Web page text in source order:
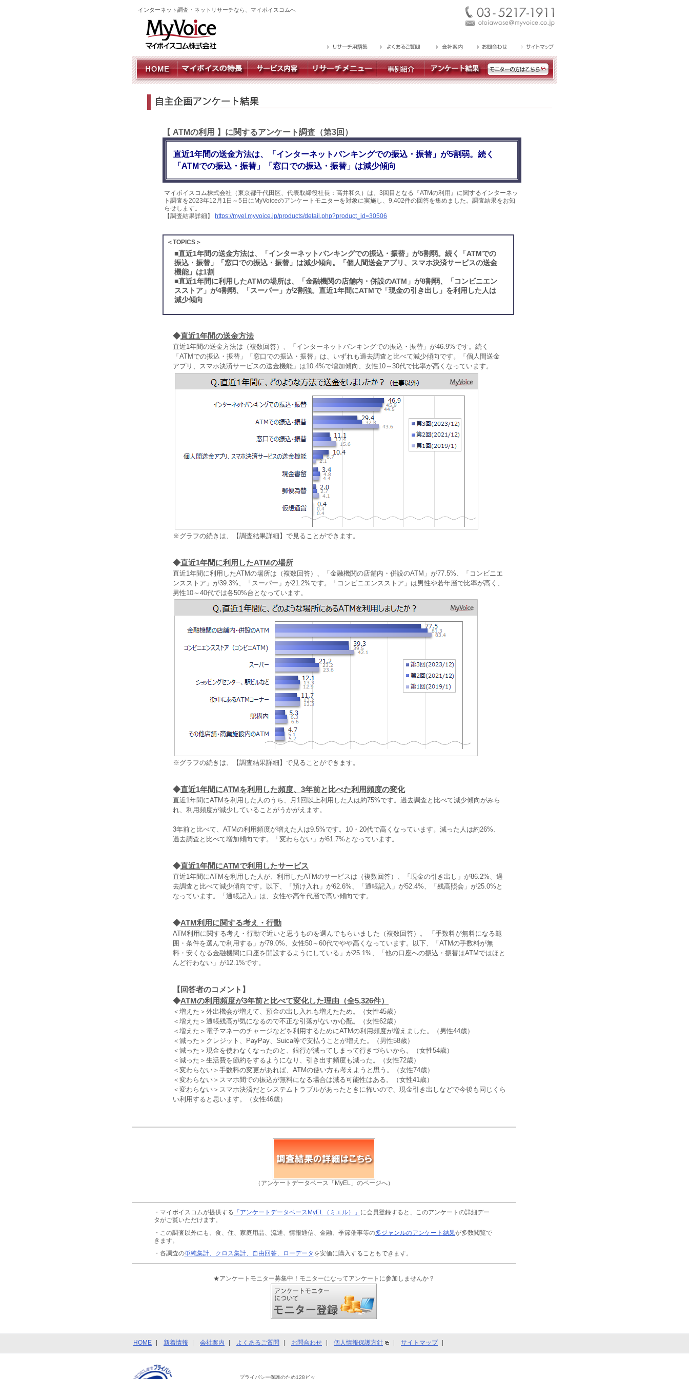
インターネット調査・ネットリサーチなら、マイボイスコムへ
【 ATMの利用 】に関するアンケート調査（第3回）
直近1年間の送金方法は、「インターネットバンキングでの振込・振替」が5割弱。続く
「ATMでの振込・振替」「窓口での振込・振替」は減少傾向
マイボイスコム株式会社（東京都千代田区、代表取締役社長：高井和久）は、3回目となる『ATMの利用』に関するインターネッ
ト調査を2023年12月1日～5日にMyVoiceのアンケートモニターを対象に実施し、9,402件の回答を集めました。調査結果をお知
らせします。
【調査結果詳細】
https://myel.myvoice.jp/products/detail.php?product_id=30506
＜TOPICS＞
■直近1年間の送金方法は、「インターネットバンキングでの振込・振替」が5割弱。続く「ATMでの
振込・振替」「窓口での振込・振替」は減少傾向。「個人間送金アプリ、スマホ決済サービスの送金
機能」は1割
■直近1年間に利用したATMの場所は、「金融機関の店舗内・併設のATM」が8割弱、「コンビニエン
スストア」が4割弱、「スーパー」が2割強。直近1年間にATMで「現金の引き出し」を利用した人は
減少傾向
◆直近1年間の送金方法
直近1年間の送金方法は（複数回答）、「インターネットバンキングでの振込・振替」が46.9%です。続く
「ATMでの振込・振替」「窓口での振込・振替」は、いずれも過去調査と比べて減少傾向です。「個人間送金
アプリ、スマホ決済サービスの送金機能」は10.4%で増加傾向、女性10～30代で比率が高くなっています。
※グラフの続きは、【調査結果詳細】で見ることができます。
◆直近1年間に利用したATMの場所
直近1年間に利用したATMの場所は（複数回答）、「金融機関の店舗内・併設のATM」が77.5%、「コンビニエ
ンスストア」が39.3%、「スーパー」が21.2%です。「コンビニエンスストア」は男性や若年層で比率が高く、
男性10～40代では各50%台となっています。
※グラフの続きは、【調査結果詳細】で見ることができます。
◆直近1年間にATMを利用した頻度、3年前と比べた利用頻度の変化
直近1年間にATMを利用した人のうち、月1回以上利用した人は約75%です。過去調査と比べて減少傾向がみら
れ、利用頻度が減少していることがうかがえます。
3年前と比べて、ATMの利用頻度が増えた人は9.5%です。10・20代で高くなっています。減った人は約26%、
過去調査と比べて増加傾向です。「変わらない」が61.7%となっています。
◆直近1年間にATMで利用したサービス
直近1年間にATMを利用した人が、利用したATMのサービスは（複数回答）、「現金の引き出し」が86.2%、過
去調査と比べて減少傾向です。以下、「預け入れ」が62.6%、「通帳記入」が52.4%、「残高照会」が25.0%と
なっています。「通帳記入」は、女性や高年代層で高い傾向です。
◆ATM利用に関する考え・行動
ATM利用に関する考え・行動で近いと思うものを選んでもらいました（複数回答）。 「手数料が無料になる範
囲・条件を選んで利用する」が79.0%、女性50～60代でやや高くなっています。以下、「ATMの手数料が無
料・安くなる金融機関に口座を開設するようにしている」が25.1%、「他の口座への振込・振替はATMではほと
んど行わない」が12.1%です。
【回答者のコメント】
◆ATMの利用頻度が3年前と比べて変化した理由（全5,326件）
＜増えた＞外出機会が増えて、預金の出し入れも増えたため。（女性45歳）
＜増えた＞通帳残高が気になるので不正な引落がないか心配。（女性62歳）
＜増えた＞電子マネーのチャージなどを利用するためにATMの利用頻度が増えました。（男性44歳）
＜減った＞クレジット、PayPay、Suica等で支払うことが増えた。（男性58歳）
＜減った＞現金を使わなくなったのと、銀行が減ってしまって行きづらいから。（女性54歳）
＜減った＞生活費を節約をするようになり、引き出す頻度も減った。（女性72歳）
＜変わらない＞手数料の変更があれば、ATMの使い方も考えようと思う。（女性74歳）
＜変わらない＞スマホ間での振込が無料になる場合は減る可能性はある。（女性41歳）
＜変わらない＞スマホ決済だとシステムトラブルがあったときに怖いので、現金引き出しなどで今後も同じくら
い利用すると思います。（女性46歳）
（アンケートデータベース「MyEL」のページへ）
・マイボイスコムが提供する 「アンケートデータベースMyEL（ミエル）」 に会員登録すると、このアンケートの詳細デー
タがご覧いただけます。
・この調査以外にも、食、住、家庭用品、流通、情報通信、金融、季節催事等の多ジャンルのアンケート結果が多数閲覧で
きます。
・各調査の単純集計、クロス集計、自由回答、ローデータ を安価に購入することもできます。
★アンケートモニター募集中！モニターになってアンケートに参加しませんか？
HOME 新着情報 会社案内 よくあるご質問 お問合わせ 個人情報保護方針 サイトマップ
プライバシー保護のため128ビッ